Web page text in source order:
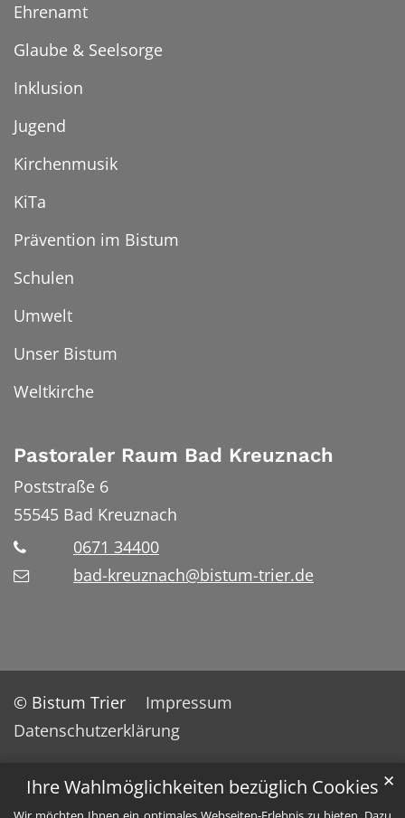
Ihre Wahlmöglichkeiten bezüglich Cookies ✕
Ehrenamt
Glaube & Seelsorge
Inklusion
Jugend
Kirchenmusik
KiTa
Prävention im Bistum
Schulen
Umwelt
Unser Bistum
Weltkirche
Pastoraler Raum Bad Kreuznach
Poststraße 6
55545 Bad Kreuznach
0671 34400
bad-kreuznach@bistum-trier.de
© Bistum Trier
Impressum
Datenschutzerklärung